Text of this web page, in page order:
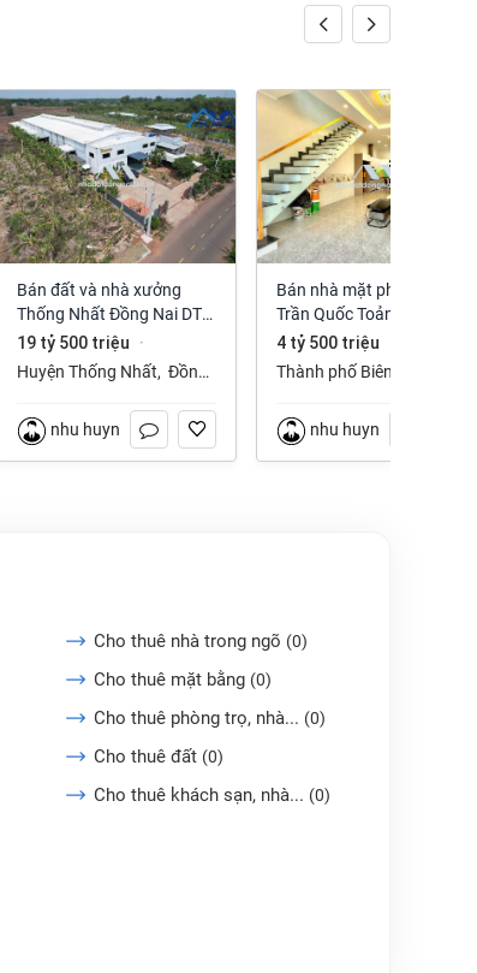
Bán đất và nhà xưởng
Thống Nhất Đồng Nai DT
3050m2 giá chỉ 19.5 tỷ
19 tỷ 500 triệu ·
3,050 m²
Huyện Thống Nhất, Đồng
nhu huynh
Bán nhà mặt phố Đường
Trần Quốc Toản, An Bình,
Biên Hòa, Đồng Nai giá 4
tỷ 500 triệu
4 tỷ 500 triệu
Thành phố Biên Hòa
nhu huynh
Cho thuê nhà trong ngõ (0)
Cho thuê mặt bằng (0)
Cho thuê phòng trọ, nhà... (0)
Cho thuê đất (0)
Cho thuê khách sạn, nhà... (0)